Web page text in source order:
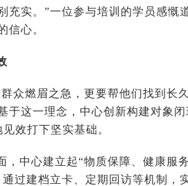
充实。”一位参与培训的学员感慨
信心。
众燃眉之急，更要帮他们找到长
于这一理念，中心创新构建对象
效打下坚实基础。
，中心建立起“物质保障、健康服
过建档立卡、定期回访等机制，